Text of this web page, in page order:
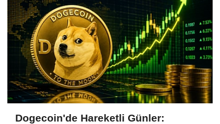
Dogecoin'de Hareketli Günler: